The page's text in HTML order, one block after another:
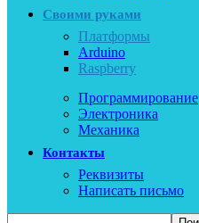
Своими руками
Платформы
Arduino
Raspberry
Программирование
Электроника
Механика
Контакты
Реквизиты
Написать письмо